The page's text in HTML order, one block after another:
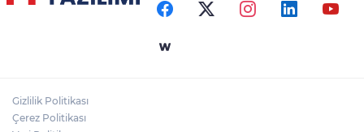
Gizlilik Politikası
Çerez Politikası